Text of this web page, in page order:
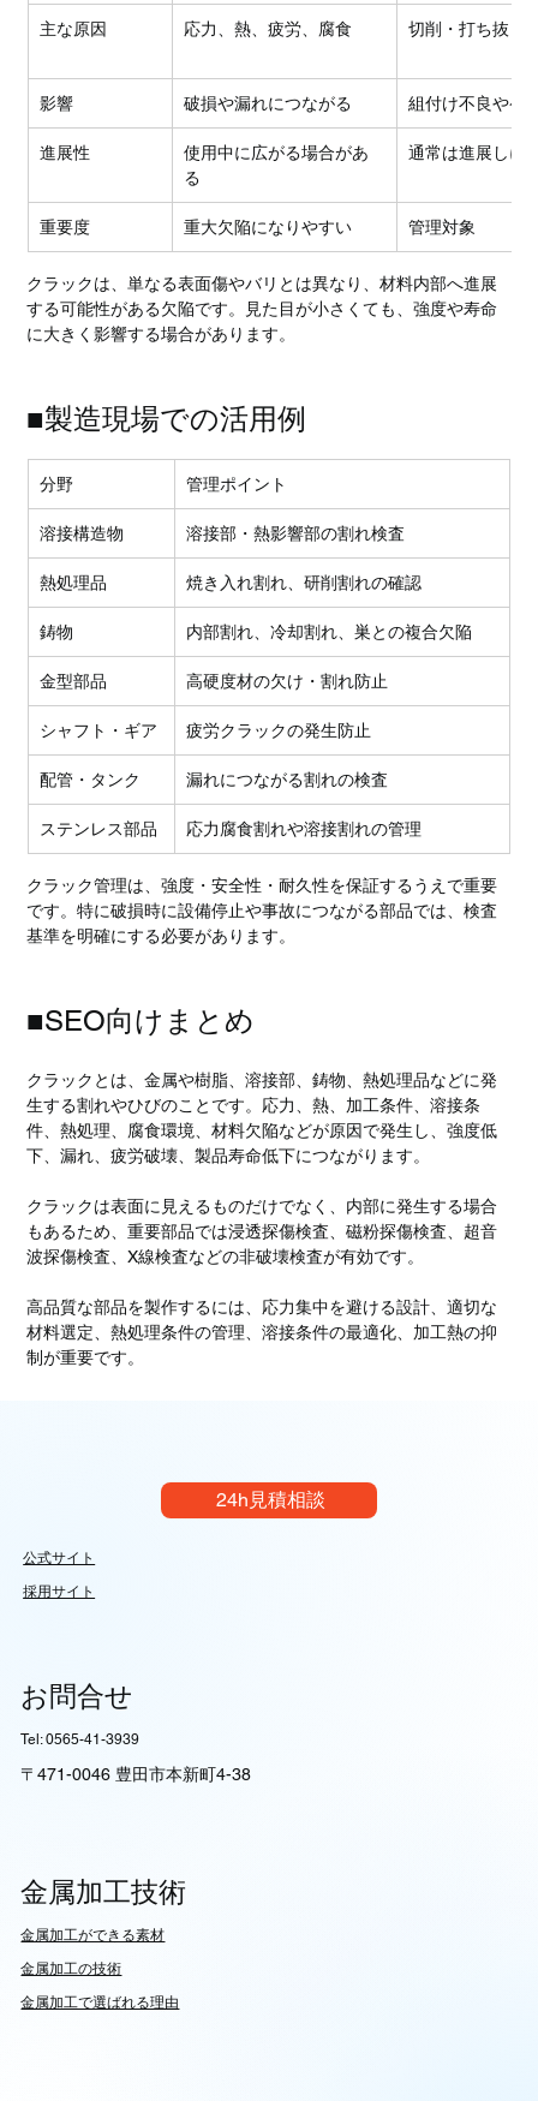
主な原因 応力、熱、疲労、腐食 切削・打ち抜き
影響 破損や漏れにつながる 組付け不良やケ
進展性
使用中に広がる場合があ
る
通常は進展しに
重要度 重大欠陥になりやすい 管理対象
クラックは、単なる表面傷やバリとは異なり、材料内部へ進展
する可能性がある欠陥です。見た目が小さくても、強度や寿命
に大きく影響する場合があります。
■製造現場での活用例
分野 管理ポイント
溶接構造物 溶接部・熱影響部の割れ検査
熱処理品 焼き入れ割れ、研削割れの確認
鋳物 内部割れ、冷却割れ、巣との複合欠陥
金型部品 高硬度材の欠け・割れ防止
シャフト・ギア 疲労クラックの発生防止
配管・タンク 漏れにつながる割れの検査
ステンレス部品 応力腐食割れや溶接割れの管理
クラック管理は、強度・安全性・耐久性を保証するうえで重要
です。特に破損時に設備停止や事故につながる部品では、検査
基準を明確にする必要があります。
■SEO向けまとめ
クラックとは、金属や樹脂、溶接部、鋳物、熱処理品などに発
生する割れやひびのことです。応力、熱、加工条件、溶接条
件、熱処理、腐食環境、材料欠陥などが原因で発生し、強度低
下、漏れ、疲労破壊、製品寿命低下につながります。
クラックは表面に見えるものだけでなく、内部に発生する場合
もあるため、重要部品では浸透探傷検査、磁粉探傷検査、超音
波探傷検査、X線検査などの非破壊検査が有効です。
高品質な部品を製作するには、応力集中を避ける設計、適切な
材料選定、熱処理条件の管理、溶接条件の最適化、加工熱の抑
制が重要です。
24h見積相談
公式サイト
採用サイト
お問合せ
Tel: 0565-41-3939
〒471-0046 豊田市本新町4-38
金属加工技術
​金属加工ができる素材
​金属加工の技術
金属加工で選ばれる理由